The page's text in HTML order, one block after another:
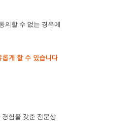
의할 수 없는 경우에
험을 갖춘 전문상